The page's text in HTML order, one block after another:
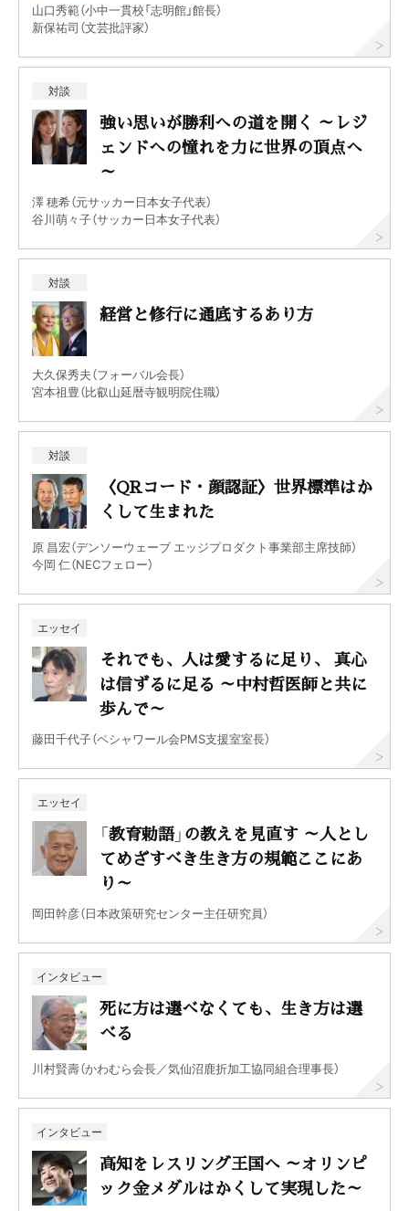
山口秀範（小中一貫校「志明館」館長）
新保祐司（文芸批評家）
対談
強い思いが勝利への道を開く ～レジ
ェンドへの憧れを力に世界の頂点へ
～
澤 穂希（元サッカー日本女子代表）
谷川萌々子（サッカー日本女子代表）
対談
経営と修行に通底するあり方
大久保秀夫（フォーバル会長）
宮本祖豊（比叡山延暦寺観明院住職）
対談
〈QRコード・顔認証〉世界標準はか
くして生まれた
原 昌宏（デンソーウェーブ エッジプロダクト事業部主席技師）
今岡 仁（NECフェロー）
エッセイ
それでも、人は愛するに足り、 真心
は信ずるに足る ～中村哲医師と共に
歩んで～
藤田千代子（ペシャワール会PMS支援室室長）
エッセイ
「教育勅語」の教えを見直す ～人とし
てめざすべき生き方の規範ここにあ
り～
岡田幹彦（日本政策研究センター主任研究員）
インタビュー
死に方は選べなくても、生き方は選
べる
川村賢壽（かわむら会長／気仙沼鹿折加工協同組合理事長）
インタビュー
高知をレスリング王国へ ～オリンピ
ック金メダルはかくして実現した～